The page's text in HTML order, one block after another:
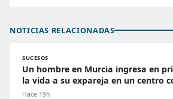
NOTICIAS RELACIONADAS
SUCESOS
Un hombre en Murcia ingresa en
la vida a su expareja en un centro
Hace 19h